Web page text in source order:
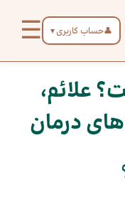
👤حساب کاربری ▼
☰
علائم،
درمان